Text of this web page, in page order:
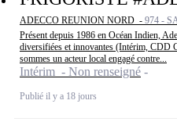
ADECCO REUNION NORD - 974 -
Présent depuis 1986 en Océan Indien,
diversifiées et innovantes (Intérim, CDD
sommes un acteur local engagé contre...
Intérim - Non renseigné
Publié il y a 18 jours